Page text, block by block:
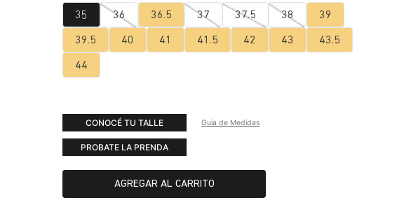
35 36 36.5 37 37.5 38 39
39.5 40 41 41.5 42 43 43.5
44
CONOCÉ TU TALLE Guía de Medidas
PROBATE LA PRENDA
AGREGAR AL CARRITO